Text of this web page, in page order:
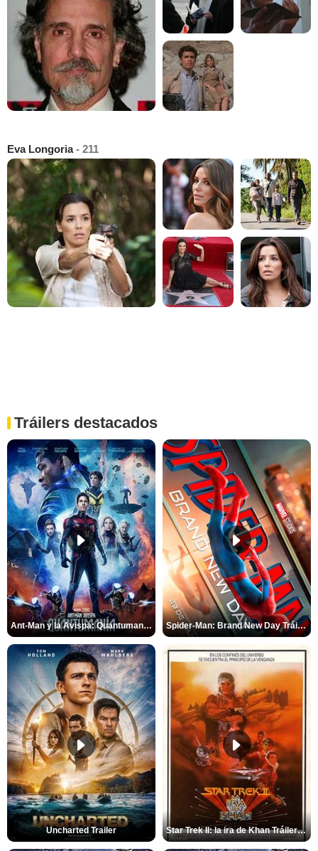
Eva Longoria- 211
Tráilers destacados
Ant-Man y la Avispa: Quantumanía Tráiler (2) Spider-Man: Brand New Day Tráiler (3)
Uncharted Trailer Star Trek II: la ira de Khan Tráiler VO